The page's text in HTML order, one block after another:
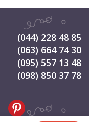
(044) 228 48 85
(063) 664 74 30
(095) 557 13 48
(098) 850 37 78